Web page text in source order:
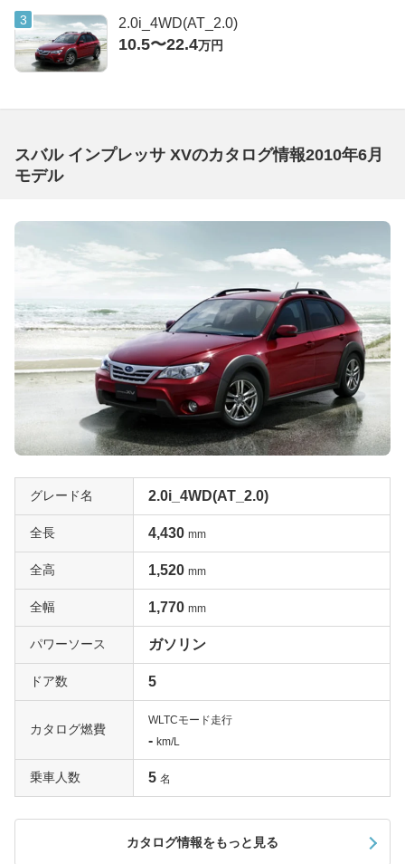
2.0i_4WD(AT_2.0)
10.5〜22.4万円
スバル インプレッサ XVのカタログ情報2010年6月
モデル
グレード名 2.0i_4WD(AT_2.0)
全長 4,430 mm
全高 1,520 mm
全幅 1,770 mm
パワーソース ガソリン
ドア数 5
カタログ燃費
WLTCモード走行
- km/L
乗車人数 5 名
カタログ情報をもっと見る